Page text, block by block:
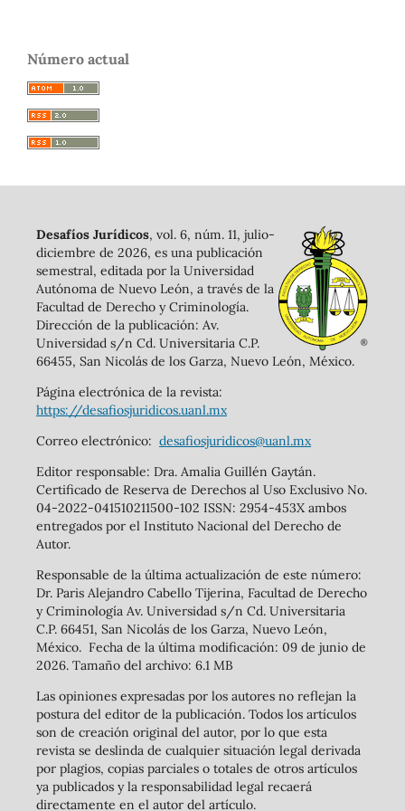
Número actual
Desafíos Jurídicos, vol. 6, núm. 11, julio-
diciembre de 2026, es una publicación
semestral, editada por la Universidad
Autónoma de Nuevo León, a través de la
Facultad de Derecho y Criminología.
Dirección de la publicación: Av.
Universidad s/n Cd. Universitaria C.P.
66455, San Nicolás de los Garza, Nuevo León, México.
Página electrónica de la revista:
https://desafiosjuridicos.uanl.mx
Correo electrónico: desafiosjuridicos@uanl.mx
Editor responsable: Dra. Amalia Guillén Gaytán.
Certificado de Reserva de Derechos al Uso Exclusivo No.
04-2022-041510211500-102 ISSN: 2954-453X ambos
entregados por el Instituto Nacional del Derecho de
Autor.
Responsable de la última actualización de este número:
Dr. Paris Alejandro Cabello Tijerina, Facultad de Derecho
y Criminología Av. Universidad s/n Cd. Universitaria
C.P. 66451, San Nicolás de los Garza, Nuevo León,
México. Fecha de la última modificación: 09 de junio de
2026. Tamaño del archivo: 6.1 MB
Las opiniones expresadas por los autores no reflejan la
postura del editor de la publicación. Todos los artículos
son de creación original del autor, por lo que esta
revista se deslinda de cualquier situación legal derivada
por plagios, copias parciales o totales de otros artículos
ya publicados y la responsabilidad legal recaerá
directamente en el autor del artículo.